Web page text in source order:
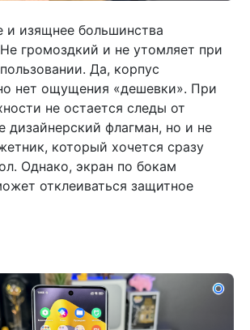
и изящнее большинства
громоздкий и не утомляет при
Да, корпус
нет ощущения «дешевки». При
не остается следы от
дизайнерский флагман, но и не
который хочется сразу
Однако, экран по бокам
отклеиваться защитное